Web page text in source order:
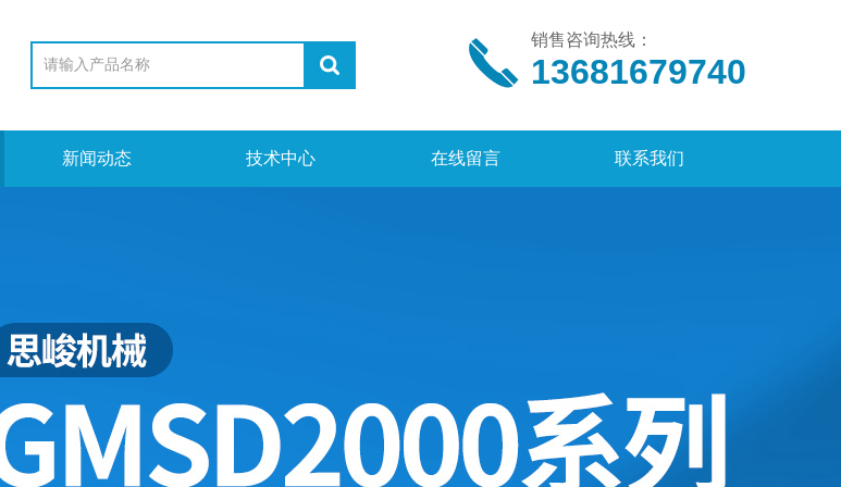
销售咨询热线：
13681679740
新闻动态 技术中心 在线留言 联系我们